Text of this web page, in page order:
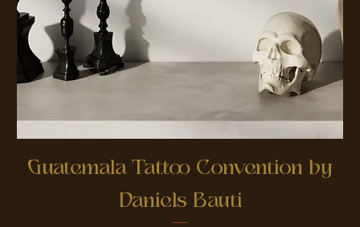
Guatemala Tattoo Convention by
Daniels Bauti